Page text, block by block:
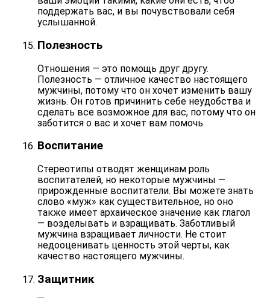
поддержать вас, и вы почувствовали себя
услышанной.
Полезность
Отношения — это помощь друг другу.
Полезность — отличное качество настоящего
мужчины, потому что он хочет изменить вашу
жизнь. Он готов причинить себе неудобства и
сделать все возможное для вас, потому что он
заботится о вас и хочет вам помочь.
Воспитание
Стереотипы отводят женщинам роль
воспитателей, но некоторые мужчины —
прирожденные воспитатели. Вы можете знать
слово «муж» как существительное, но оно
также имеет архаическое значение как глагол
— возделывать и взращивать. Заботливый
мужчина взращивает личности. Не стоит
недооценивать ценность этой черты, как
качество настоящего мужчины.
Защитник